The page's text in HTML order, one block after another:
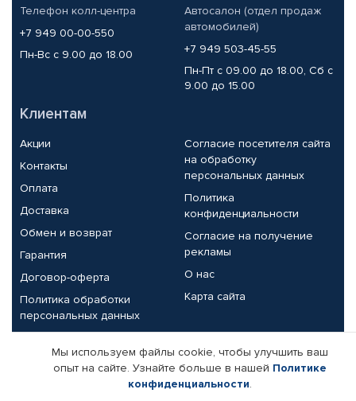
Телефон колл-центра
+7 949 00-00-550
Пн-Вс с 9.00 до 18.00
Автосалон (отдел продаж
автомобилей)
+7 949 503-45-55
Пн-Пт с 09.00 до 18.00, Сб с
9.00 до 15.00
Клиентам
Акции
Контакты
Оплата
Доставка
Обмен и возврат
Гарантия
Договор-оферта
Политика обработки
персональных данных
Согласие посетителя сайта
на обработку
персональных данных
Политика
конфиденциальности
Согласие на получение
рекламы
О нас
Карта сайта
Партнерам
Корпоративным клиентам
Реквизиты компании
Мы используем файлы cookie, чтобы улучшить ваш
опыт на сайте. Узнайте больше в нашей Политике
конфиденциальности.